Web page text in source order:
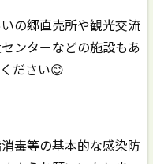
の郷直売所や観光交流
ンターなどの施設もあ
ださい😊
毒等の基本的な感染防